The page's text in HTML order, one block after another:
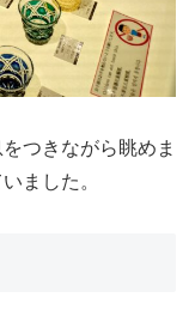
つきながら眺めま
ました。